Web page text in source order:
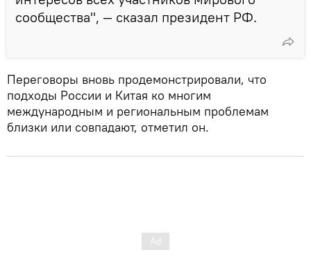
сообщества", — сказал президент РФ.
Переговоры вновь продемонстрировали, что
подходы России и Китая ко многим
международным и региональным проблемам
близки или совпадают, отметил он.